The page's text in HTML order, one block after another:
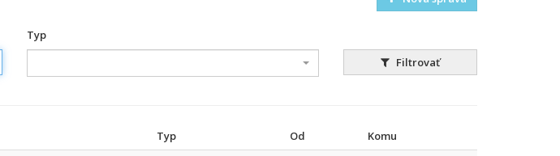
Typ
Filtrovať
Typ Od
Komu